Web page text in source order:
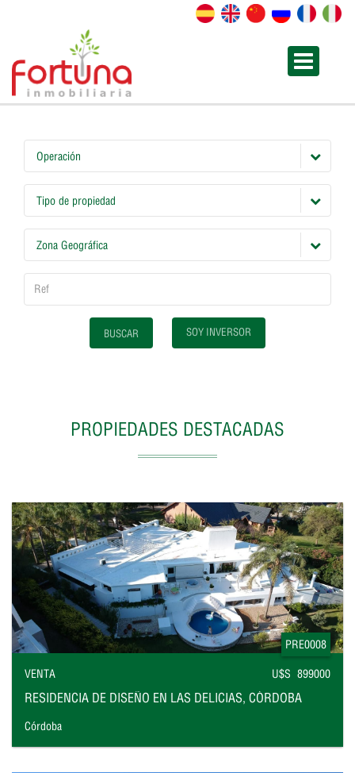
Operación
Tipo de propiedad
Zona Geográfica
BUSCAR SOY INVERSOR
PROPIEDADES DESTACADAS
PRE0008
VENTA U$S 899000
RESIDENCIA DE DISEÑO EN LAS DELICIAS, CÓRDOBA
Córdoba